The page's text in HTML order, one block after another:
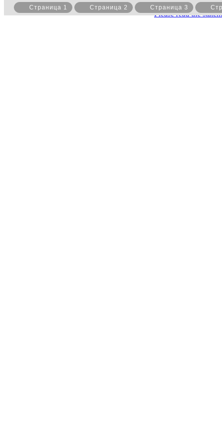
Страница 1 Страница 2 Страница 3
Please read the